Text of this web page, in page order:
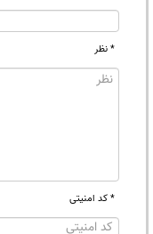
* نظر
* کد امنیتی